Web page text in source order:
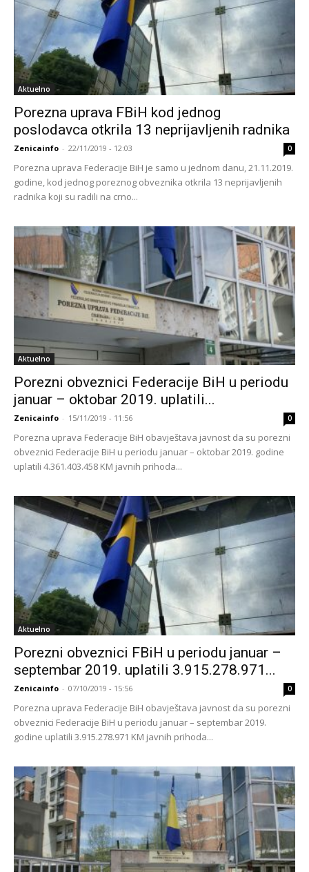
Aktuelno
Porezna uprava FBiH kod jednog
poslodavca otkrila 13 neprijavljenih radnika
Zenicainfo - 22/11/2019 - 12:03 0
Porezna uprava Federacije BiH je samo u jednom danu, 21.11.2019.
godine, kod jednog poreznog obveznika otkrila 13 neprijavljenih
radnika koji su radili na crno...
Aktuelno
Porezni obveznici Federacije BiH u periodu
januar – oktobar 2019. uplatili...
Zenicainfo - 15/11/2019 - 11:56 0
Porezna uprava Federacije BiH obavještava javnost da su porezni
obveznici Federacije BiH u periodu januar – oktobar 2019. godine
uplatili 4.361.403.458 KM javnih prihoda...
Aktuelno
Porezni obveznici FBiH u periodu januar –
septembar 2019. uplatili 3.915.278.971...
Zenicainfo - 07/10/2019 - 15:56 0
Porezna uprava Federacije BiH obavještava javnost da su porezni
obveznici Federacije BiH u periodu januar – septembar 2019.
godine uplatili 3.915.278.971 KM javnih prihoda...